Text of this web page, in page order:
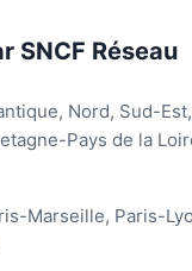
SNCF Réseau
Nord, Sud-Est,
Pays de la
Marseille, Paris-